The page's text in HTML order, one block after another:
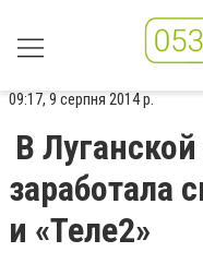
09:17, 9 серпня 2014 р.
В
заработала
и «Теле2»